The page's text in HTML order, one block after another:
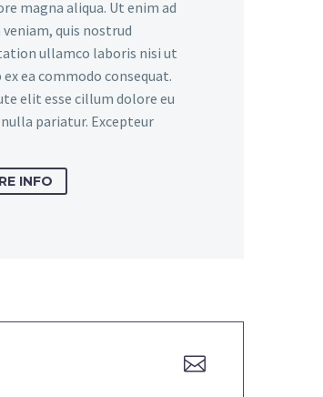
magna aliqua. Ut enim ad
quis nostrud
ullamco laboris nisi ut
ea commodo consequat.
elit esse cillum dolore eu
pariatur. Excepteur
INFO

